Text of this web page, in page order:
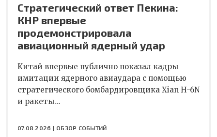
Стратегический ответ Пекина:
КНР впервые
продемонстрировала
авиационный ядерный удар
Китай впервые публично показал кадры
имитации ядерного авиаудара с помощью
стратегического бомбардировщика Xian H-6N
и ракеты…
07.08.2026 | ОБЗОР СОБЫТИЙ